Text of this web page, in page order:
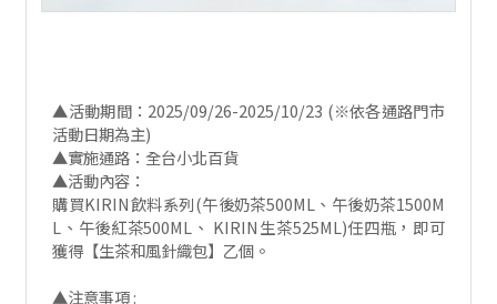
▲活動期間：2025/09/26-2025/10/23 (※依各通路門市
活動日期為主)
▲實施通路：全台小北百貨
▲活動內容：
購買KIRIN飲料系列(午後奶茶500ML、午後奶茶1500M
L、午後紅茶500ML、 KIRIN生茶525ML)任四瓶，即可
獲得【生茶和風針織包】乙個。
▲注意事項 :